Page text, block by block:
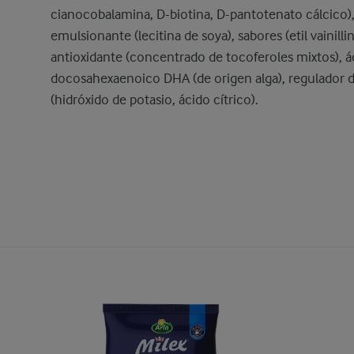
cianocobalamina, D-biotina, D-pantotenato cálcico),
emulsionante (lecitina de soya), sabores (etil
antioxidante (concentrado de tocoferoles mixtos),
docosahexaenoico DHA (de origen alga), regulador
(hidróxido de potasio, ácido cítrico).